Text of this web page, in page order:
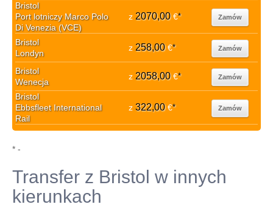
Bristol
Port lotniczy Marco Polo
Di Venezia (VCE)
z 2070,00€* Zamów
Bristol
Londyn
z 258,00€* Zamów
Bristol
Wenecja
z 2058,00€* Zamów
Bristol
Ebbsfleet International
Rail
z 322,00€* Zamów
* -
Transfer z Bristol w innych
kierunkach